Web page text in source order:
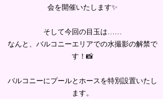
会を開催いたします✨
そして今回の目玉は……
なんと、バルコニーエリアでの水撮影の解禁で
す！📸
バルコニーにプールとホースを特別設置いたし
ます。